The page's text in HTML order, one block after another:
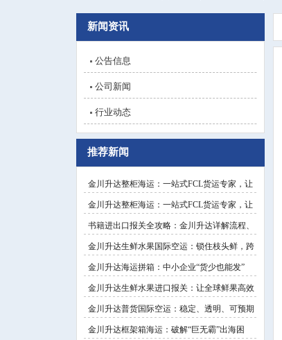
新闻资讯
公告信息
公司新闻
行业动态
推荐新闻
金川升达整柜海运：一站式FCL货运专家，让
金川升达整柜海运：一站式FCL货运专家，让
书籍进出口报关全攻略：金川升达详解流程、
金川升达生鲜水果国际空运：锁住枝头鲜，跨
金川升达海运拼箱：中小企业“货少也能发”
金川升达生鲜水果进口报关：让全球鲜果高效
金川升达普货国际空运：稳定、透明、可预期
金川升达框架箱海运：破解“巨无霸”出海困